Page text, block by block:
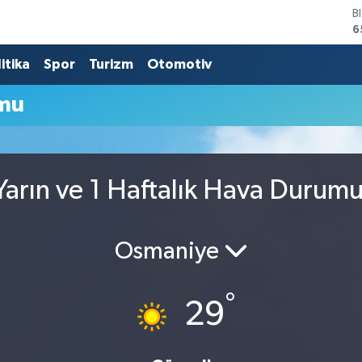
Spor Turizm Otomotiv
ve 1 Haftalık Hava
Osmaniye
29°